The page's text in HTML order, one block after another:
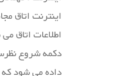
اینترنت اتاق
اطلاعات اتاق
دکمه شروع
داده می شود